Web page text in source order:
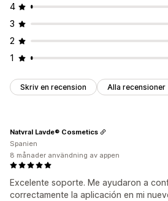
4
3
2
1
Skriv en recension Alla recensioner
Excelente soporte. Me ayudaron a
correctamente la aplicación en mi
Natvral Lavde® Cosmetics
Spanien
8 månader användning av appen